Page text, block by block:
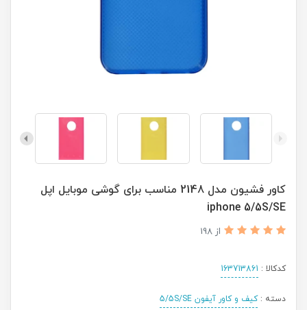
کاور فشیون مدل 2148 مناسب برای گوشی موبایل اپل
iphone 5/5S/SE
از 198
کدکالا : 163713861
دسته :کیف و کاور آیفون 5/5S/SE